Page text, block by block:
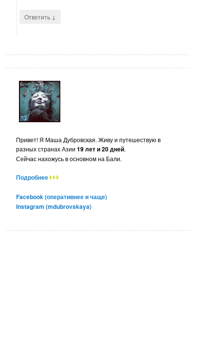
Ответить ↓
Привет! Я Маша Дубровская. Живу и путешествую в
разных странах Азии19 лет и 20 дней.
Сейчас нахожусь в основном на Бали.
Подробнее
Facebook (оперативнее и чаще)
Instagram (mdubrovskaya)